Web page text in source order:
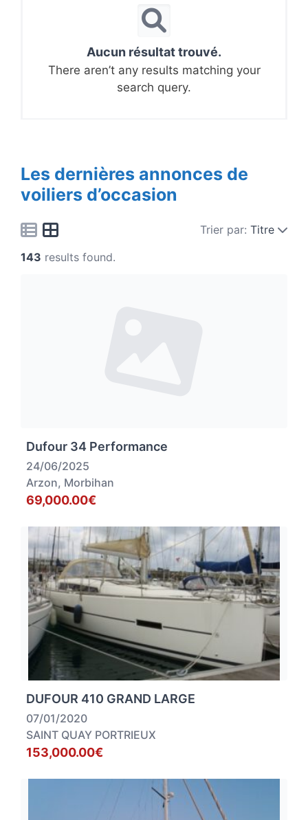
Aucun résultat trouvé.
There aren’t any results matching your
search query.
Les dernières annonces de
voiliers d’occasion
Trier par: Titre
143 results found.
Dufour 34 Performance
24/06/2025
Arzon, Morbihan
69,000.00€
DUFOUR 410 GRAND LARGE
07/01/2020
SAINT QUAY PORTRIEUX
153,000.00€